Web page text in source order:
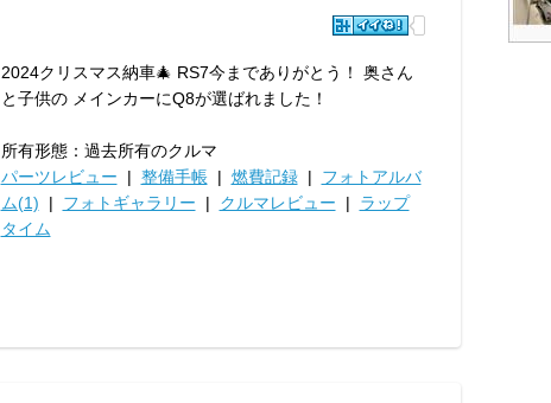
2024クリスマス納車🎄 RS7今までありがとう！ 奥さん
と子供の メインカーにQ8が選ばれました！
所有形態：過去所有のクルマ
パーツレビュー | 整備手帳| 燃費記録| フォトアルバ
ム(1) | フォトギャラリー | クルマレビュー | ラップ
タイム